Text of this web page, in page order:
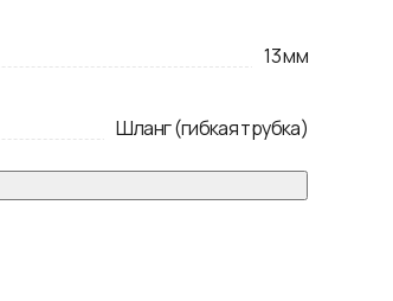
13мм
Шланг (гибкая трубка)